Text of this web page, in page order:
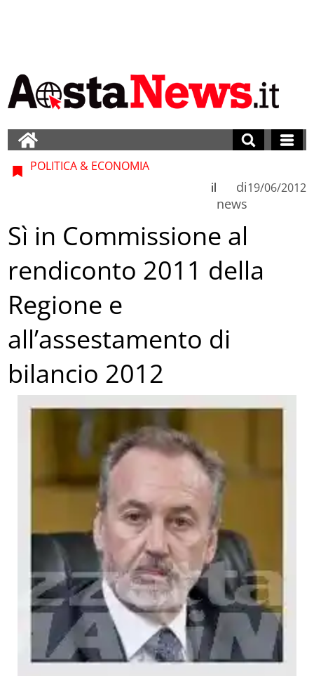
POLITICA & ECONOMIA
di
news
il 19/06/2012
Sì in Commissione al
rendiconto 2011 della
Regione e
all’assestamento di
bilancio 2012